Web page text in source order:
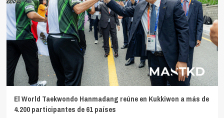
El World Taekwondo Hanmadang reúne en Kukkiwon a más de
4.200 participantes de 61 países